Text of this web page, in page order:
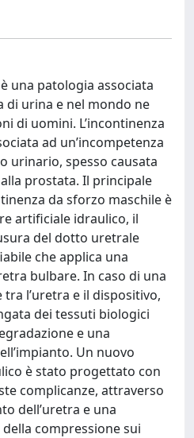
una patologia associata
di urina e nel mondo ne
di uomini. L’incontinenza
ad un’incompetenza
urinario, spesso causata
prostata. Il principale
da sforzo maschile è
artificiale idraulico, il
del dotto uretrale
che applica una
bulbare. In caso di una
l’uretra e il dispositivo,
dei tessuti biologici
e una
Un nuovo
è stato progettato con
complicanze, attraverso
dell’uretra e una
compressione sui